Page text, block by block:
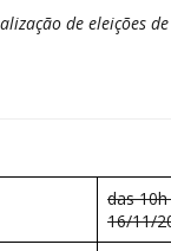
de eleições
das
16/11/